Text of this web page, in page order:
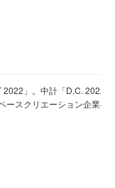
」。中計「D.C. 2022
ースクリエーション企業へ